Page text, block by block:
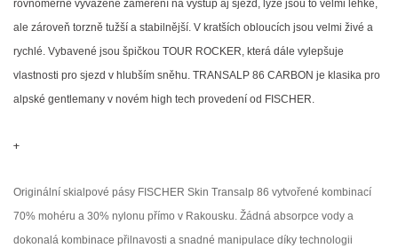
rovnoměrně vyvážené zaměření na výstup aj sjezd, lyže jsou to velmi lehké,
ale zároveň torzně tužší a stabilnější. V kratších obloucích jsou velmi živé a
rychlé. Vybavené jsou špičkou TOUR ROCKER, která dále vylepšuje
vlastnosti pro sjezd v hlubším sněhu. TRANSALP 86 CARBON je klasika pro
alpské gentlemany v novém high tech provedení od FISCHER.
+
Originální skialpové pásy FISCHER Skin Transalp 86 vytvořené kombinací
70% mohéru a 30% nylonu přímo v Rakousku. Žádná absorpce vody a
dokonalá kombinace přilnavosti a snadné manipulace díky technologii